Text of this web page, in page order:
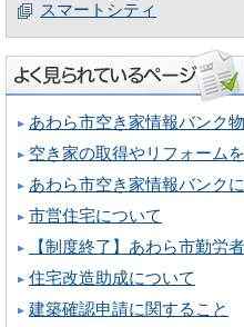
スマートシティ
あわら市空き家情報バンク
空き家の取得やリフォーム
あわら市空き家情報バンク
市営住宅について
【制度終了】あわら市勤労
住宅改造助成について
建築確認申請に関すること